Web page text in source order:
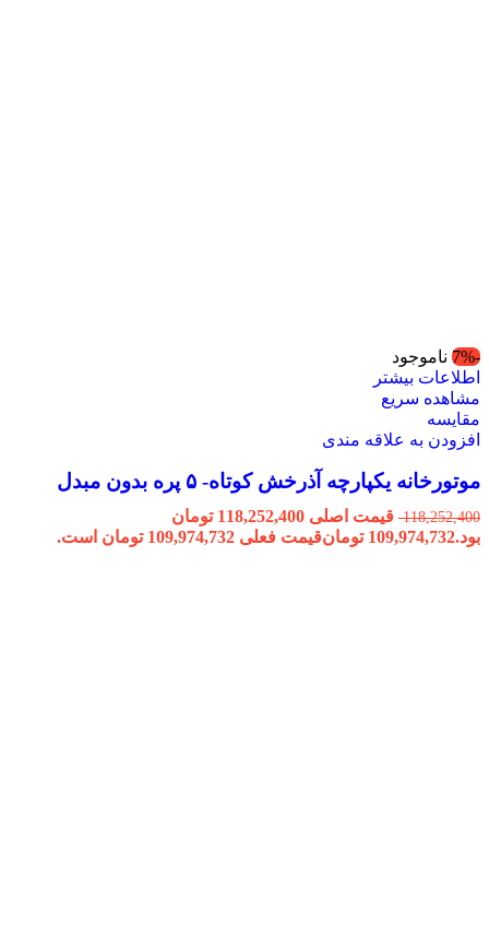
-7%
ناموجود
اطلاعات بیشتر
مشاهده سریع
مقایسه
افزودن به علاقه مندی
موتورخانه یکپارچه آذرخش کوتاه- ۵ پره بدون مبدل
118,252,400
قیمت اصلی 118,252,400 تومان
بود.109,974,732 تومانقیمت فعلی 109,974,732 تومان است.